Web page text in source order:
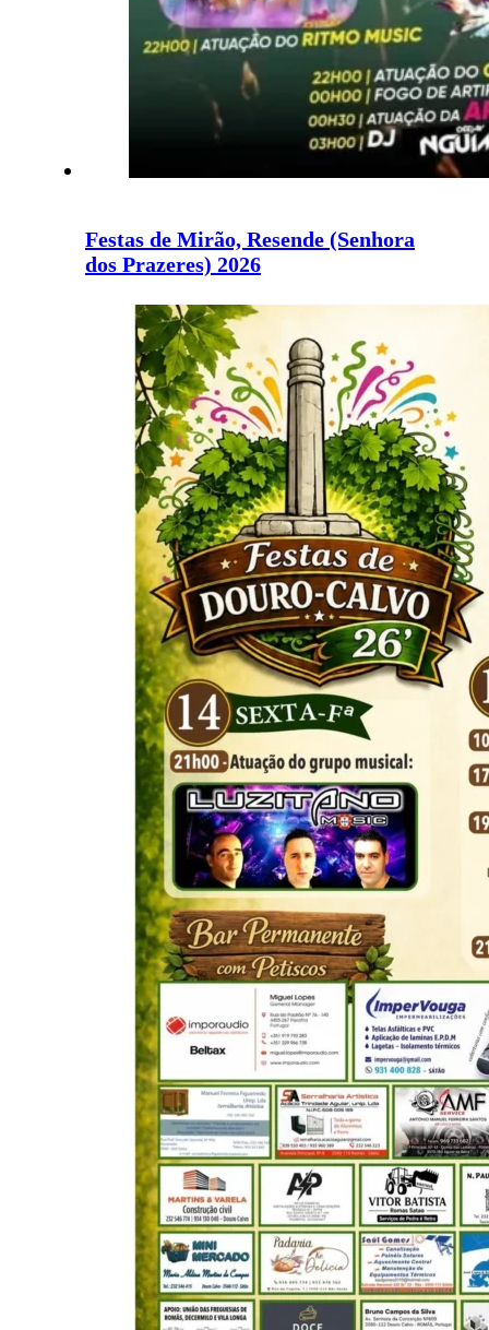
Festas de Mirão, Resende (Senhora
dos Prazeres) 2026